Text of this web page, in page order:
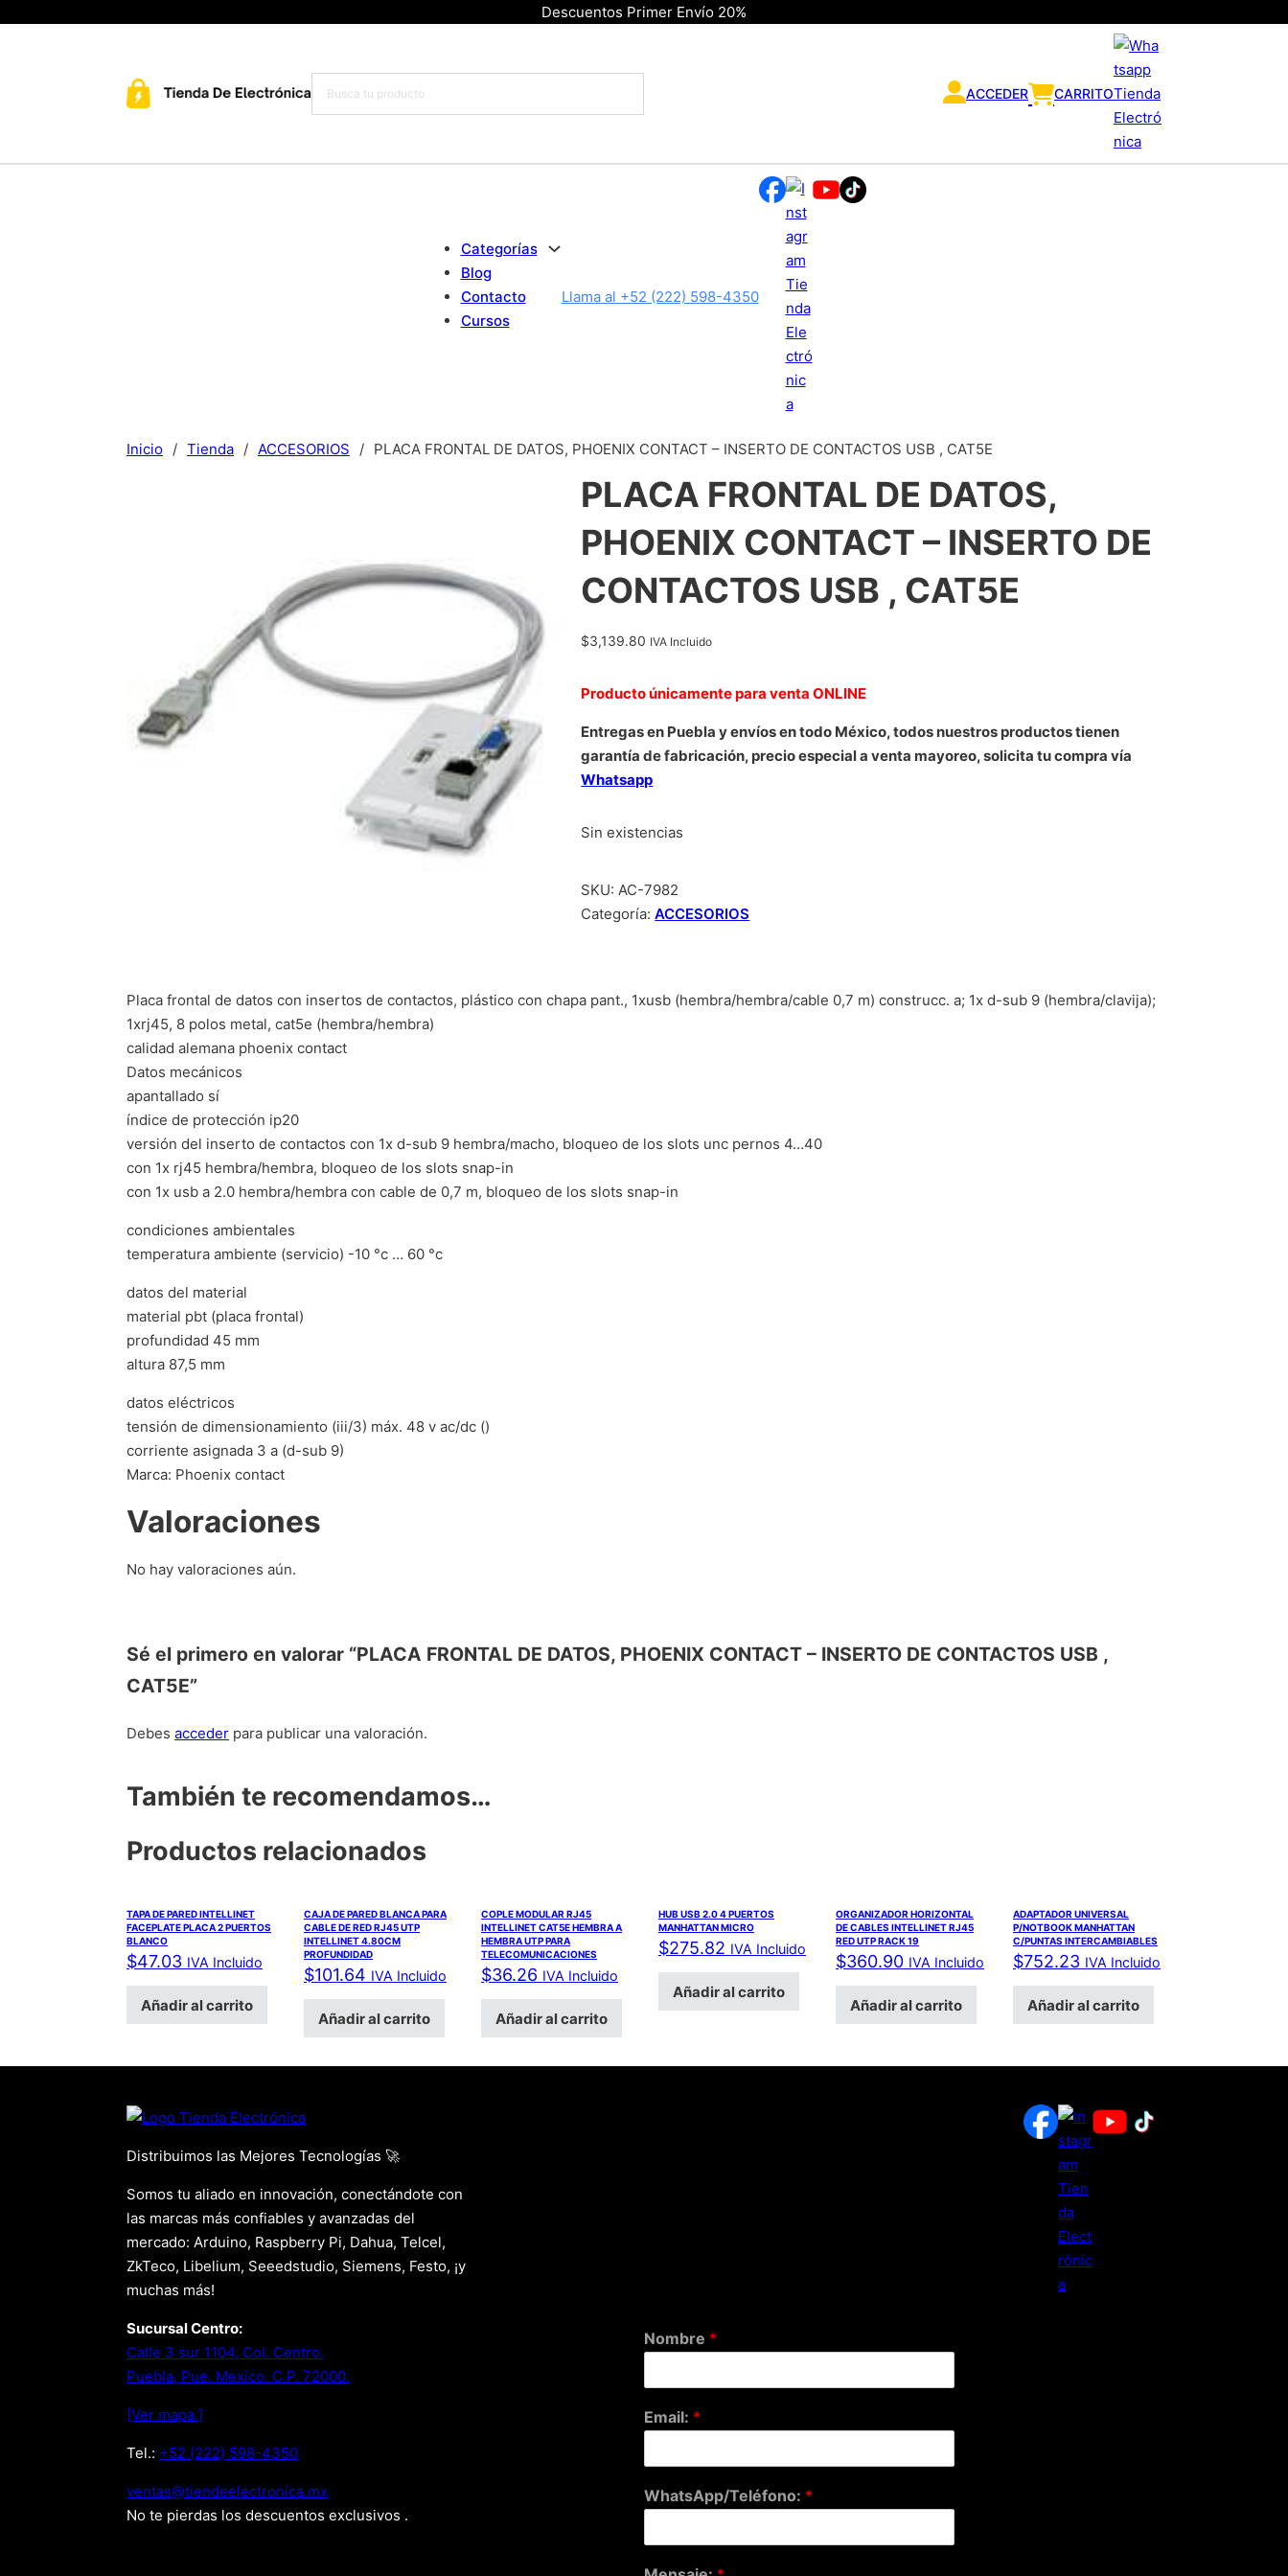
Descuentos Primer Envío 20%
ACCEDER CARRITO
Categorías
Blog
Contacto
Cursos
Llama al +52 (222) 598-4350
Inicio / Tienda / ACCESORIOS / PLACA FRONTAL DE DATOS, PHOENIX CONTACT – INSERTO DE CONTACTOS USB , CAT5E
PLACA FRONTAL DE DATOS,
PHOENIX CONTACT – INSERTO DE
CONTACTOS USB , CAT5E
$3,139.80 IVA Incluido
Producto únicamente para venta ONLINE
Entregas en Puebla y envíos en todo México, todos nuestros productos tienen
garantía de fabricación, precio especial a venta mayoreo, solicita tu compra vía
Whatsapp
Sin existencias
SKU:AC-7982
Categoría:ACCESORIOS
Placa frontal de datos con insertos de contactos, plástico con chapa pant., 1xusb (hembra/hembra/cable 0,7 m) construcc. a; 1x d-sub 9 (hembra/clavija);
1xrj45, 8 polos metal, cat5e (hembra/hembra)
calidad alemana phoenix contact
Datos mecánicos
apantallado sí
índice de protección ip20
versión del inserto de contactos con 1x d-sub 9 hembra/macho, bloqueo de los slots unc pernos 4…40
con 1x rj45 hembra/hembra, bloqueo de los slots snap-in
con 1x usb a 2.0 hembra/hembra con cable de 0,7 m, bloqueo de los slots snap-in
condiciones ambientales
temperatura ambiente (servicio) -10 °c … 60 °c
datos del material
material pbt (placa frontal)
profundidad 45 mm
altura 87,5 mm
datos eléctricos
tensión de dimensionamiento (iii/3) máx. 48 v ac/dc ()
corriente asignada 3 a (d-sub 9)
Marca: Phoenix contact
Valoraciones
No hay valoraciones aún.
Sé el primero en valorar “PLACA FRONTAL DE DATOS, PHOENIX CONTACT – INSERTO DE CONTACTOS USB ,
CAT5E”
Debes acceder para publicar una valoración.
También te recomendamos…
Productos relacionados
TAPA DE PARED INTELLINET
FACEPLATE PLACA 2 PUERTOS
BLANCO
$47.03 IVA Incluido
Añadir al carrito
CAJA DE PARED BLANCA PARA
CABLE DE RED RJ45 UTP
INTELLINET 4.80CM
PROFUNDIDAD
$101.64 IVA Incluido
Añadir al carrito
COPLE MODULAR RJ45
INTELLINET CAT5E HEMBRA A
HEMBRA UTP PARA
TELECOMUNICACIONES
$36.26 IVA Incluido
Añadir al carrito
HUB USB 2.0 4 PUERTOS
MANHATTAN MICRO
$275.82 IVA Incluido
Añadir al carrito
ORGANIZADOR HORIZONTAL
DE CABLES INTELLINET RJ45
RED UTP RACK 19
$360.90 IVA Incluido
Añadir al carrito
ADAPTADOR UNIVERSAL
P/NOTBOOK MANHATTAN
C/PUNTAS INTERCAMBIABLES
$752.23 IVA Incluido
Añadir al carrito
Distribuimos las Mejores Tecnologías 🚀
Somos tu aliado en innovación, conectándote con
las marcas más confiables y avanzadas del
mercado: Arduino, Raspberry Pi, Dahua, Telcel,
ZkTeco, Libelium, Seeedstudio, Siemens, Festo, ¡y
muchas más!
Sucursal Centro:
Calle 3 sur 1104, Col. Centro.
Puebla, Pue. Mexico. C.P. 72000.
[Ver mapa.]
Tel.: +52 (222) 598-4350
xm.acinortceleedneit@satnev
No te pierdas los descuentos exclusivos .
Nombre *
Email: *
WhatsApp/Teléfono: *